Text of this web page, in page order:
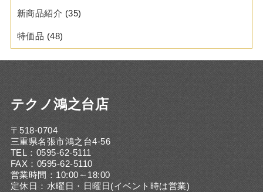
新商品紹介 (35)
特価品 (48)
テクノ鴻之台店
〒518-0704
三重県名張市鴻之台4-56
TEL：0595-62-5111
FAX：0595-62-5110
営業時間：10:00～18:00
定休日：水曜日・日曜日(イベント時は営業)